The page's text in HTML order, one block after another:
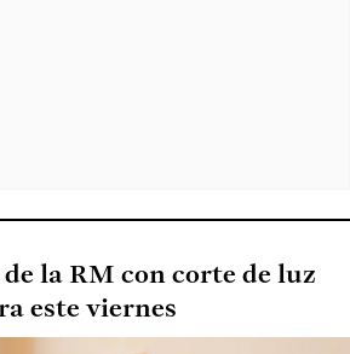
de la RM con corte de luz
este viernes